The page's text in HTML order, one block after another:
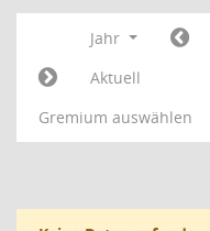
Jahr
Aktuell
Gremium auswählen